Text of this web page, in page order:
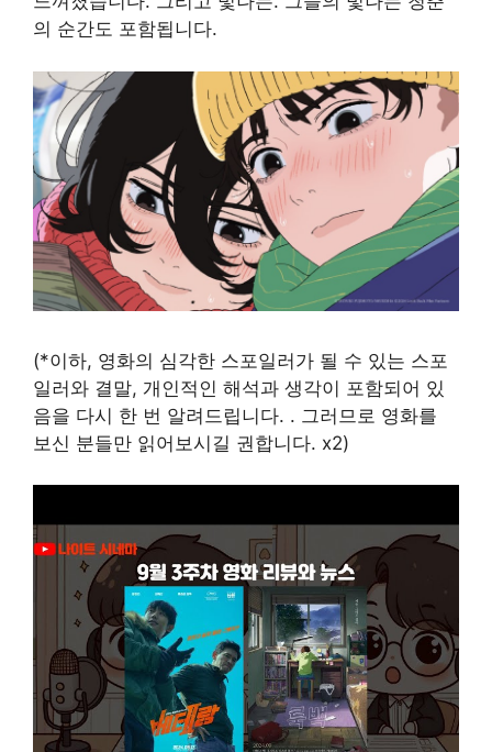
의 순간도 포함됩니다.
(*이하, 영화의 심각한 스포일러가 될 수 있는 스포
일러와 결말, 개인적인 해석과 생각이 포함되어 있
음을 다시 한 번 알려드립니다. . 그러므로 영화를
보신 분들만 읽어보시길 권합니다. x2)